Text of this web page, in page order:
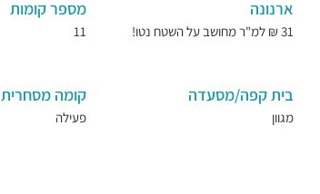
ארנונה
31 ₪ למ"ר מחושב על השטח נטו!
מספר קומות
11
בית קפה/מסעדה
מגוון
קומה מסחרית
פעילה